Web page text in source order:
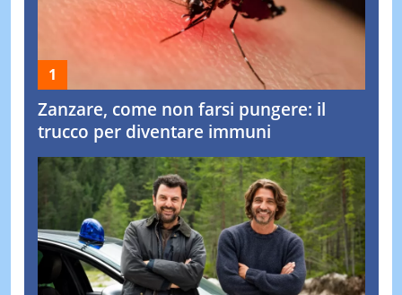
Zanzare, come non farsi pungere: il
trucco per diventare immuni